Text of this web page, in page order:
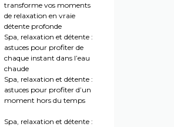
transforme vos moments
de relaxation en vraie
détente profonde
Spa, relaxation et détente :
astuces pour profiter de
chaque instant dans l’eau
chaude
Spa, relaxation et détente :
astuces pour profiter d’un
moment hors du temps
Spa, relaxation et détente :